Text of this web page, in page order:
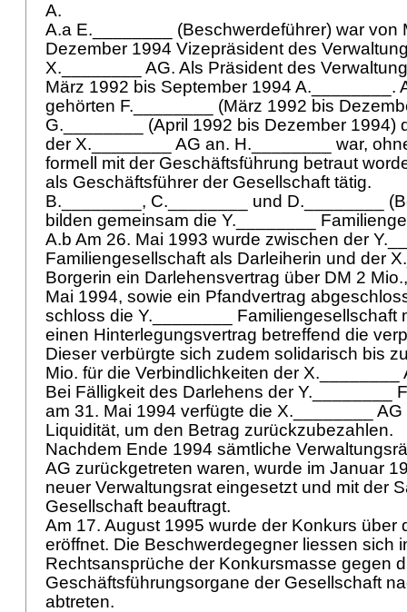
A.
A.a E.________ (Beschwerdeführer) war von
Dezember 1994 Vizepräsident des
X.________ AG. Als Präsident des
März 1992 bis September 1994 A.________.
gehörten F.________ (März 1992 bis
G.________ (April 1992 bis Dezember 1994)
der X.________ AG an. H.________ war,
formell mit der Geschäftsführung betraut
als Geschäftsführer der Gesellschaft tätig.
B.________, C.________ und D.________
bilden gemeinsam die Y.________
A.b Am 26. Mai 1993 wurde zwischen der
Familiengesellschaft als Darleiherin und der
Borgerin ein Darlehensvertrag über DM 2
Mai 1994, sowie ein Pfandvertrag
schloss die Y.________ Familiengesellschaft
einen Hinterlegungsvertrag betreffend die
Dieser verbürgte sich zudem solidarisch bis
Mio. für die Verbindlichkeiten der X.________
Bei Fälligkeit des Darlehens der Y.________
am 31. Mai 1994 verfügte die X.________
Liquidität, um den Betrag zurückzubezahlen.
Nachdem Ende 1994 sämtliche
AG zurückgetreten waren, wurde im Januar
neuer Verwaltungsrat eingesetzt und mit der
Gesellschaft beauftragt.
Am 17. August 1995 wurde der Konkurs über
eröffnet. Die Beschwerdegegner liessen sich
Rechtsansprüche der Konkursmasse gegen
Geschäftsführungsorgane der Gesellschaft
abtreten.